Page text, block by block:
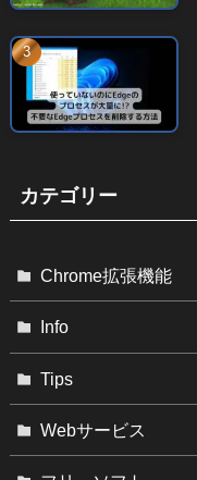
カテゴリー
Chrome拡張機能
Info
Tips
Webサービス